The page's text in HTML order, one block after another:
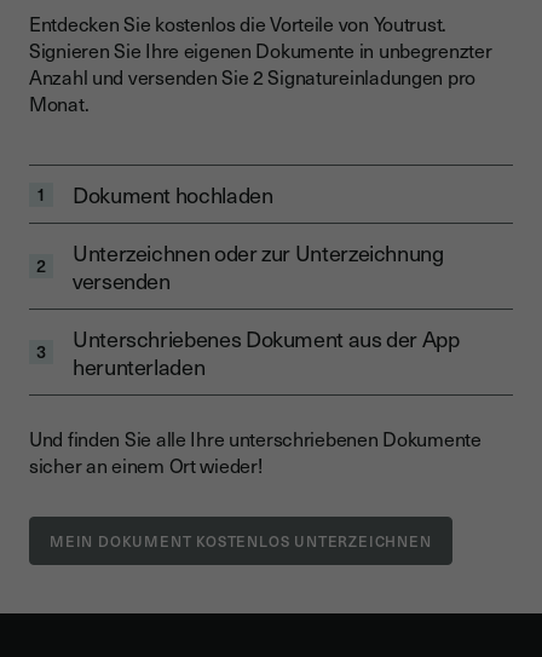
Entdecken Sie kostenlos die Vorteile von Youtrust.
Signieren Sie Ihre eigenen Dokumente in unbegrenzter
Anzahl und versenden Sie 2 Signatureinladungen pro
Monat.
1 Dokument hochladen
2
Unterzeichnen oder zur Unterzeichnung
versenden
3
Unterschriebenes Dokument aus der App
herunterladen
Und finden Sie alle Ihre unterschriebenen Dokumente
sicher an einem Ort wieder!